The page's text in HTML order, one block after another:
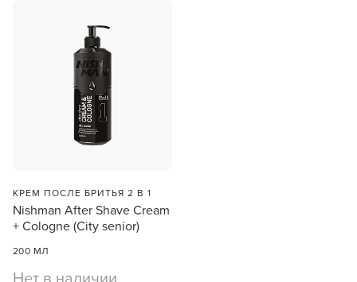
КРЕМ ПОСЛЕ БРИТЬЯ 2 В 1
Nishman After Shave Cream
+ Cologne (City senior)
200 МЛ